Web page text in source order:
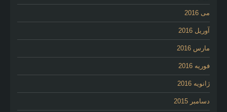
می 2016
آوریل 2016
مارس 2016
فوریه 2016
ژانویه 2016
دسامبر 2015